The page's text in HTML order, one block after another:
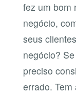
fez um bom
negócio,
seus
negócio?
preciso
errado.